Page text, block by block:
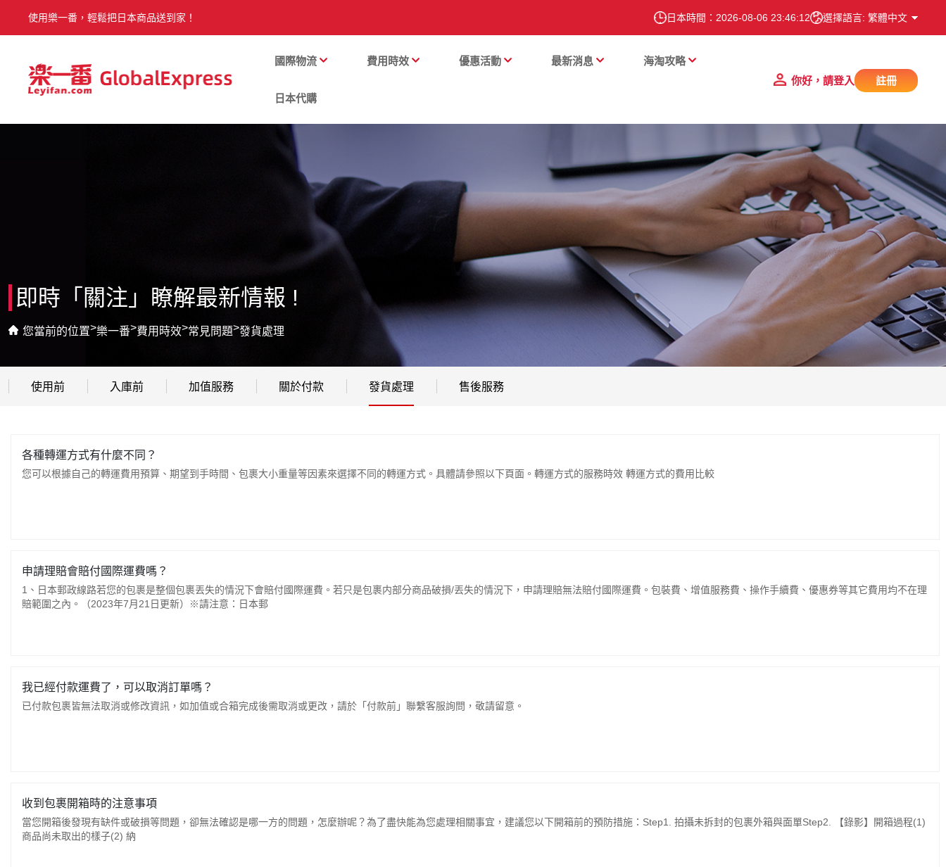
使用樂一番，輕鬆把日本商品送到家！ 日本時間： 2026-08-06 23:46:13 選擇語言: 繁體中文
國際物流 費用時效 優惠活動 最新消息 海淘攻略
日本代購
你好，請登入 註冊
即時「關注」瞭解最新情報 !
您當前的位置>樂一番>費用時效>常見問題>發貨處理
使用前 入庫前 加值服務 關於付款 發貨處理 售後服務
各種轉運方式有什麼不同？
您可以根據自己的轉運費用預算、期望到手時間、包裹大小重量等因素來選擇不同的轉運方式。具體請參照以下頁面。轉運方式的服務時效 轉運方式的費用比較
申請理賠會賠付國際運費嗎？
1、日本郵政線路若您的包裹是整個包裹丟失的情況下會賠付國際運費。若只是包裹内部分商品破損/丟失的情況下，申請理賠無法賠付國際運費。包裝費、增值服務費、操作手續費、優惠券等其它費用均不在理
賠範圍之內。（2023年7月21日更新）※請注意：日本郵
我已經付款運費了，可以取消訂單嗎？
已付款包裹皆無法取消或修改資訊，如加值或合箱完成後需取消或更改，請於「付款前」聯繫客服詢問，敬請留意。
收到包裹開箱時的注意事項
當您開箱後發現有缺件或破損等問題，卻無法確認是哪一方的問題，怎麼辦呢？為了盡快能為您處理相關事宜，建議您以下開箱前的預防措施：Step1. 拍攝未拆封的包裹外箱與面單Step2. 【錄影】開箱過程(1)
商品尚未取出的樣子(2) 納